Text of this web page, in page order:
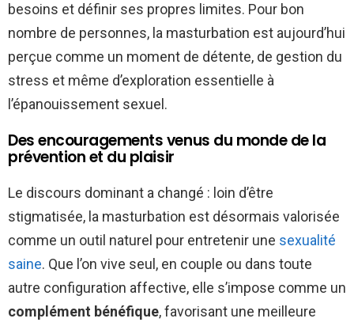
besoins et définir ses propres limites. Pour bon
nombre de personnes, la masturbation est aujourd’hui
perçue comme un moment de détente, de gestion du
stress et même d’exploration essentielle à
l’épanouissement sexuel.
Des encouragements venus du monde de la
prévention et du plaisir
Le discours dominant a changé : loin d’être
stigmatisée, la masturbation est désormais valorisée
comme un outil naturel pour entretenir une sexualité
saine. Que l’on vive seul, en couple ou dans toute
autre configuration affective, elle s’impose comme un
complément bénéfique, favorisant une meilleure